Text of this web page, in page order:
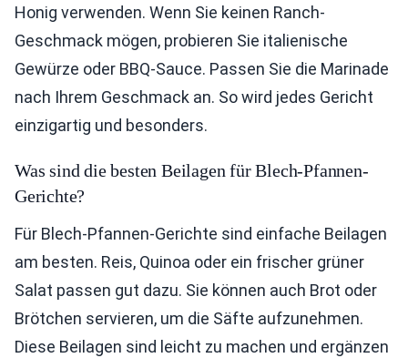
Honig verwenden. Wenn Sie keinen Ranch-
Geschmack mögen, probieren Sie italienische
Gewürze oder BBQ-Sauce. Passen Sie die Marinade
nach Ihrem Geschmack an. So wird jedes Gericht
einzigartig und besonders.
Was sind die besten Beilagen für Blech-Pfannen-
Gerichte?
Für Blech-Pfannen-Gerichte sind einfache Beilagen
am besten. Reis, Quinoa oder ein frischer grüner
Salat passen gut dazu. Sie können auch Brot oder
Brötchen servieren, um die Säfte aufzunehmen.
Diese Beilagen sind leicht zu machen und ergänzen